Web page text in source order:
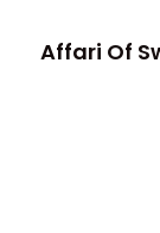
Affari Of